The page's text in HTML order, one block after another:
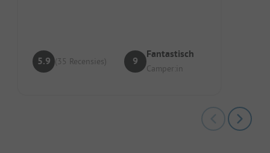
5.9 (35 Recensies) 9
Fantastisch
Camper:in